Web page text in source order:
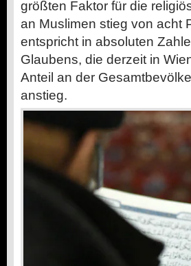
größten Faktor für die
an Muslimen stieg von acht
entspricht in absoluten
Glaubens, die derzeit in
Anteil an der
anstieg.